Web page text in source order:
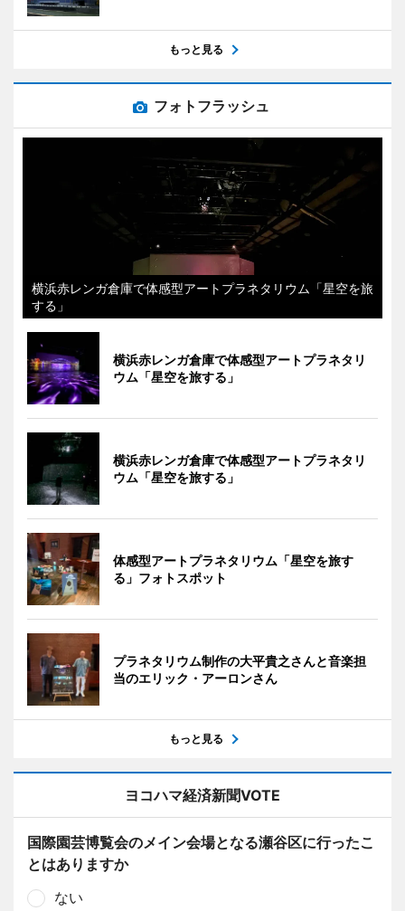
もっと見る
フォトフラッシュ
横浜赤レンガ倉庫で体感型アートプラネタリウム「星空を旅
する」
横浜赤レンガ倉庫で体感型アートプラネタリ
ウム「星空を旅する」
横浜赤レンガ倉庫で体感型アートプラネタリ
ウム「星空を旅する」
体感型アートプラネタリウム「星空を旅す
る」フォトスポット
プラネタリウム制作の大平貴之さんと音楽担
当のエリック・アーロンさん
もっと見る
ヨコハマ経済新聞VOTE
国際園芸博覧会のメイン会場となる瀬谷区に行ったこ
とはありますか
ない